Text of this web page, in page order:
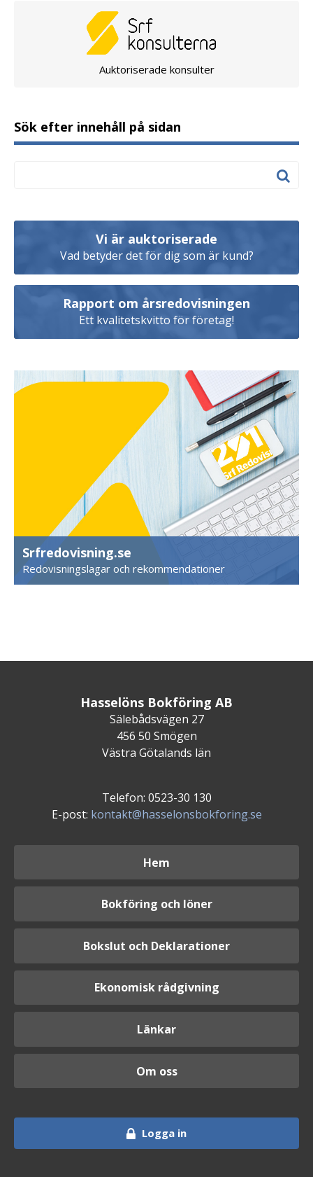
Auktoriserade konsulter
Sök efter innehåll på sidan
Vi är auktoriserade
Vad betyder det för dig som är kund?
Rapport om årsredovisningen
Ett kvalitetskvitto för företag!
Srfredovisning.se
Redovisningslagar och rekommendationer
Hasselöns Bokföring AB
Sälebådsvägen 27
456 50 Smögen
Västra Götalands län
Telefon: 0523-30 130
E-post: kontakt@hasselonsbokforing.se
Hem
Bokföring och löner
Bokslut och Deklarationer
Ekonomisk rådgivning
Länkar
Om oss
Logga in